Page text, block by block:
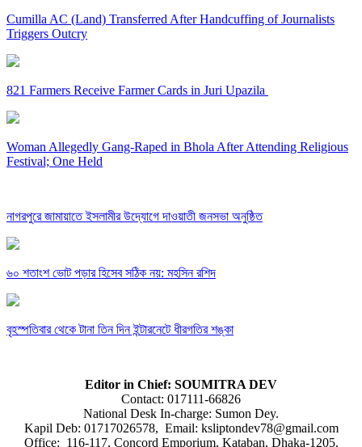
Cumilla AC (Land) Transferred After Handcuffing of Journalists
Triggers Outcry
821 Farmers Receive Farmer Cards in Juri Upazila
Woman Allegedly Gang-Raped in Bhola After Attending Religious
Festival; One Held
নাগরপুরে জামায়াতে ইসলামীর উদ্যোগে দাওয়াতী জনসভা অনুষ্ঠিত
৬০ শতাংশ ভোট পড়ার হিসেব সঠিক নয়: মহসিন রশিদ
বৃহস্পতিবার থেকে টানা তিন দিন ইন্টারনেটে ধীরগতির শঙ্কা
Editor in Chief: SOUMITRA DEV
Contact: 017111-66826
National Desk In-charge: Sumon Dey.
Kapil Deb: 01717026578, Email: ksliptondev78@gmail.com
Office: 116-117, Concord Emporium, Kataban, Dhaka-1205.